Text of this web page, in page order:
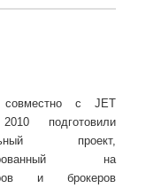
с JET
подготовили
проект,
на
и брокеров